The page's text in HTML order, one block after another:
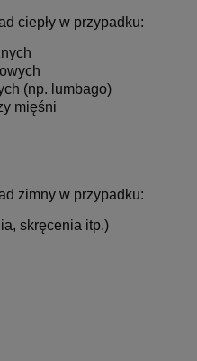
ciepły w przypadku:
(np. lumbago)
mięśni
zimny w przypadku:
skręcenia itp.)